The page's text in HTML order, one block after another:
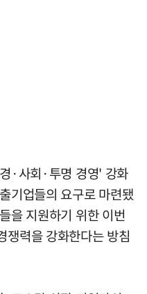
·사회·투명 경영' 강화
기업들의 요구로 마련됐
을 지원하기 위한 이번
쟁력을 강화한다는 방침